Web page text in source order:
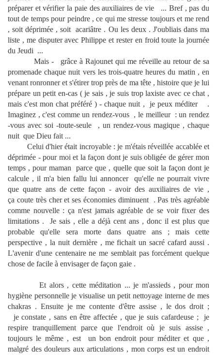
préparer et vérifier la paie des auxiliaires de vie ... Bref , pas du
tout de temps pour peindre , ce qui me stresse toujours et me rend
, soit déprimée , soit acariâtre . Ou les deux . J'oubliais dans ma
liste , me disputer avec Philippe et rester en froid toute la journée
du Jeudi ...
Mais - grâce à Rajounet qui me réveille au retour de sa
promenade chaque nuit vers les trois-quatre heures du matin , en
venant ronronner et s'étirer trop près de ma tête , histoire que je lui
prépare un petit en-cas ( je sais , je suis trop laxiste avec ce chat ,
mais c'est mon chat préféré ) - chaque nuit , je peux méditer .
Imaginez , c'est comme un rendez-vous , le meilleur : un rendez
-vous avec soi -toute-seule , un rendez-vous magique , chaque
nuit que Dieu fait ...
Celui d'hier était incroyable : je m'étais réveillée accablée et
déprimée - pour moi et la façon dont je suis obligée de gérer mon
temps , pour maman parce que , quelle que soit la façon dont je
calcule , il m'a bien fallu lui annoncer qu'elle ne pourrait vivre
que quatre ans de cette façon - avoir des auxiliaires de vie ,
ça coute très cher et ses économies diminuent . Pas très agréable
comme nouvelle : ça n'est jamais agréable de se voir fixer des
limitations . Je sais , elle a déjà cent ans , donc il est plus que
probable qu'elle sera morte dans quatre ans ; mais cette
perspective , la nuit dernière , me fichait un sacré cafard aussi .
L'avenir d'une centenaire ne me semblait pas forcément quelque
chose de facile à envisager de façon gaie .
Et alors , cette méditation ... je m'assieds , pour mon
hygiène personnelle je visualise un petit nettoyage interne de mes
chakras . Ensuite je me contente d'être assise , le dos droit ;
je constate , sans en être affectée , que je suis cafardeuse ; je
respire tranquillement parce que l'endroit où je suis assise ,
toujours le même , est un bon endroit pour méditer et que ,
malgré des douleurs aux articulations , mon corps est un endroit